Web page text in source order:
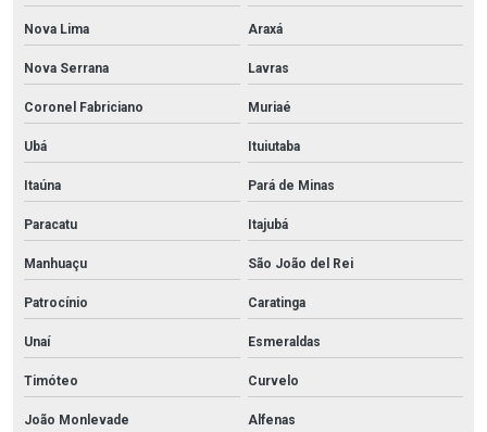
Nova Lima Araxá
Nova Serrana Lavras
Coronel Fabriciano Muriaé
Ubá Ituiutaba
Itaúna Pará de Minas
Paracatu Itajubá
Manhuaçu São João del Rei
Patrocínio Caratinga
Unaí Esmeraldas
Timóteo Curvelo
João Monlevade Alfenas